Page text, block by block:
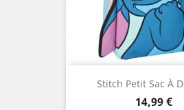
Stitch Petit Sac À
Prix
14,99 €